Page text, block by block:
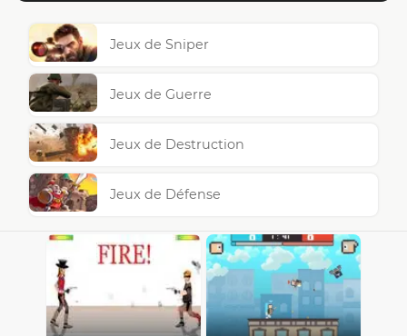
Jeux de Sniper
Jeux de Guerre
Jeux de Destruction
Jeux de Défense